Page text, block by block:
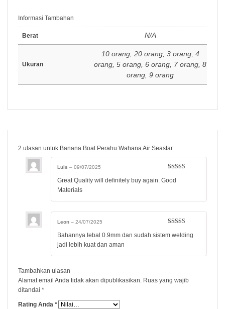
Informasi Tambahan
Berat N/A
Ukuran
10 orang, 20 orang, 3 orang, 4
orang, 5 orang, 6 orang, 7 orang, 8
orang, 9 orang
2 ulasan untuk Banana Boat Perahu Wahana Air Seastar
5
Luis – 09/07/2025
Great Quality will definitely buy again. Good
Materials
5
Leon – 24/07/2025
Bahannya tebal 0.9mm dan sudah sistem welding
jadi lebih kuat dan aman
Tambahkan ulasan
Alamat email Anda tidak akan dipublikasikan. Ruas yang wajib
ditandai *
Rating Anda *